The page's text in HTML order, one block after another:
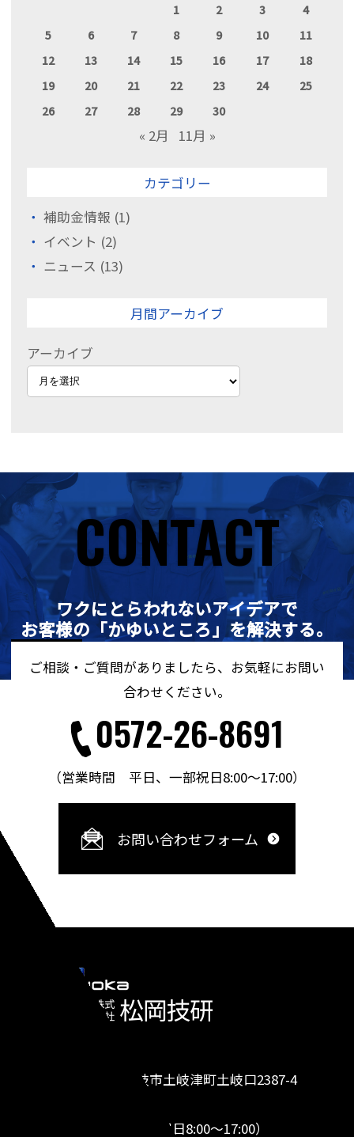
1
2 3
4
5
6 7 8 9 10
11
12
13 14 15 16 17
18
19
20 21 22 23 24
25
26
27 28 29 30
« 2月 11月 »
カテゴリー
補助金情報 (1)
イベント (2)
ニュース (13)
月間アーカイブ
アーカイブ
CONTACT
CONTACT
ワクにとらわれないアイデアで
お客様の「かゆいところ」を解決する。
ご相談・ご質問がありましたら、お気軽にお問い
合わせください。
0572-26-8691
（営業時間 平日、一部祝日8:00～17:00）
お問い合わせフォーム
〒509-5122 岐阜県土岐市土岐津町土岐口2387-4
（営業時間 平日、一部祝日8:00～17:00）